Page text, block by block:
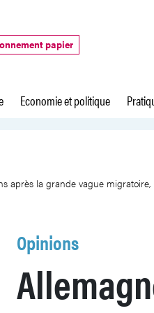
papier
Economie et politique
la
après la grande vague migratoire,
Opinions